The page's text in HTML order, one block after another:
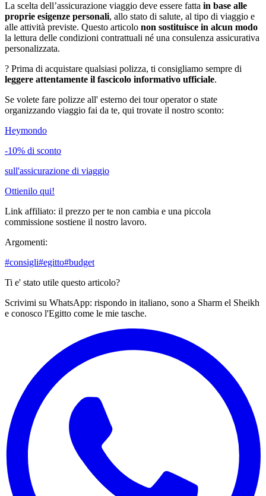
La scelta dell’assicurazione viaggio deve essere fatta in base alle
proprie esigenze personali, allo stato di salute, al tipo di viaggio e
alle attività previste. Questo articolo non sostituisce in alcun modo
la lettura delle condizioni contrattuali né una consulenza assicurativa
personalizzata.
? Prima di acquistare qualsiasi polizza, ti consigliamo sempre di
leggere attentamente il fascicolo informativo ufficiale.
Se volete fare polizze all' esterno dei tour operator o state
organizzando viaggio fai da te, qui trovate il nostro sconto:
Heymondo
-10% di sconto
sull'assicurazione di viaggio
Ottienilo qui!
Link affiliato: il prezzo per te non cambia e una piccola
commissione sostiene il nostro lavoro.
Argomenti:
#consigli#egitto#budget
Ti e' stato utile questo articolo?
Scrivimi su WhatsApp: rispondo in italiano, sono a Sharm el Sheikh
e conosco l'Egitto come le mie tasche.